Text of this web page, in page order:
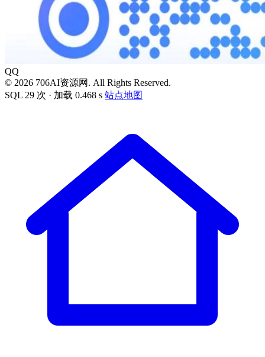
QQ
© 2026 706AI资源网. All Rights Reserved.
SQL 29 次 · 加载 0.468 s 站点地图